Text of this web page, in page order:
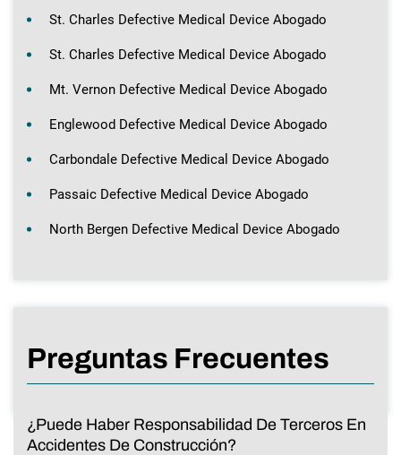
St. Charles Defective Medical Device Abogado
St. Charles Defective Medical Device Abogado
Mt. Vernon Defective Medical Device Abogado
Englewood Defective Medical Device Abogado
Carbondale Defective Medical Device Abogado
Passaic Defective Medical Device Abogado
North Bergen Defective Medical Device Abogado
Preguntas Frecuentes
¿Puede Haber Responsabilidad De Terceros En
Accidentes De Construcción?